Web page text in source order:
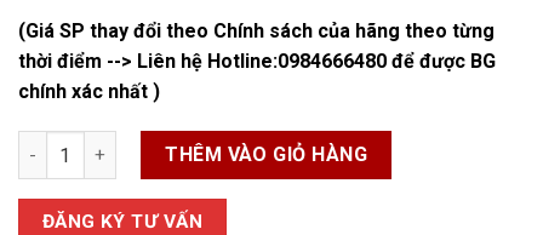
(Giá SP thay đổi theo Chính sách của hãng theo từng
thời điểm --> Liên hệ Hotline:0984666480 để được BG
chính xác nhất )
Quạt Thông Gió 2 Chiều Công Nghiệp số lượng
THÊM VÀO GIỎ HÀNG
ĐĂNG KÝ TƯ VẤN